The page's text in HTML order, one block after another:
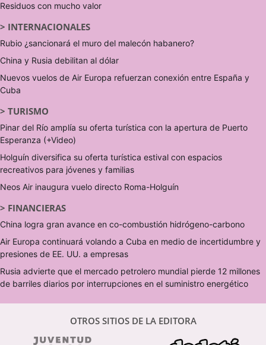
Residuos con mucho valor
> INTERNACIONALES
Rubio ¿sancionará el muro del malecón habanero?
China y Rusia debilitan al dólar
Nuevos vuelos de Air Europa refuerzan conexión entre España y
Cuba
> TURISMO
Pinar del Río amplía su oferta turística con la apertura de Puerto
Esperanza (+Video)
Holguín diversifica su oferta turística estival con espacios
recreativos para jóvenes y familias
Neos Air inaugura vuelo directo Roma-Holguín
> FINANCIERAS
China logra gran avance en co-combustión hidrógeno-carbono
Air Europa continuará volando a Cuba en medio de incertidumbre y
presiones de EE. UU. a empresas
Rusia advierte que el mercado petrolero mundial pierde 12 millones
de barriles diarios por interrupciones en el suministro energético
OTROS SITIOS DE LA EDITORA